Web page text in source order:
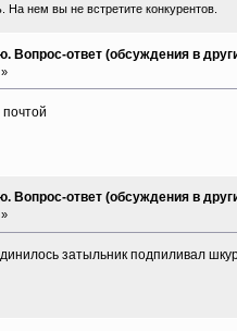
нем вы не встретите конкурентов.
Вопрос-ответ (обсуждения в
Вопрос-ответ (обсуждения в
затыльник подпиливал